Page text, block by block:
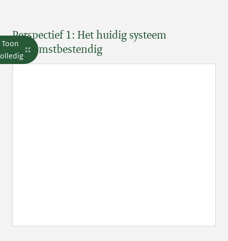
Perspectief 1: Het huidig systeem
toekomstbestendig
Toon